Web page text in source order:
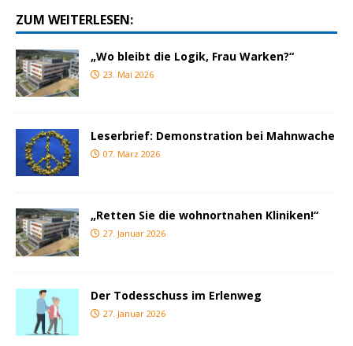
ZUM WEITERLESEN:
„Wo bleibt die Logik, Frau Warken?“
23. Mai 2026
Leserbrief: Demonstration bei Mahnwache
07. März 2026
„Retten Sie die wohnortnahen Kliniken!“
27. Januar 2026
Der Todesschuss im Erlenweg
27. Januar 2026